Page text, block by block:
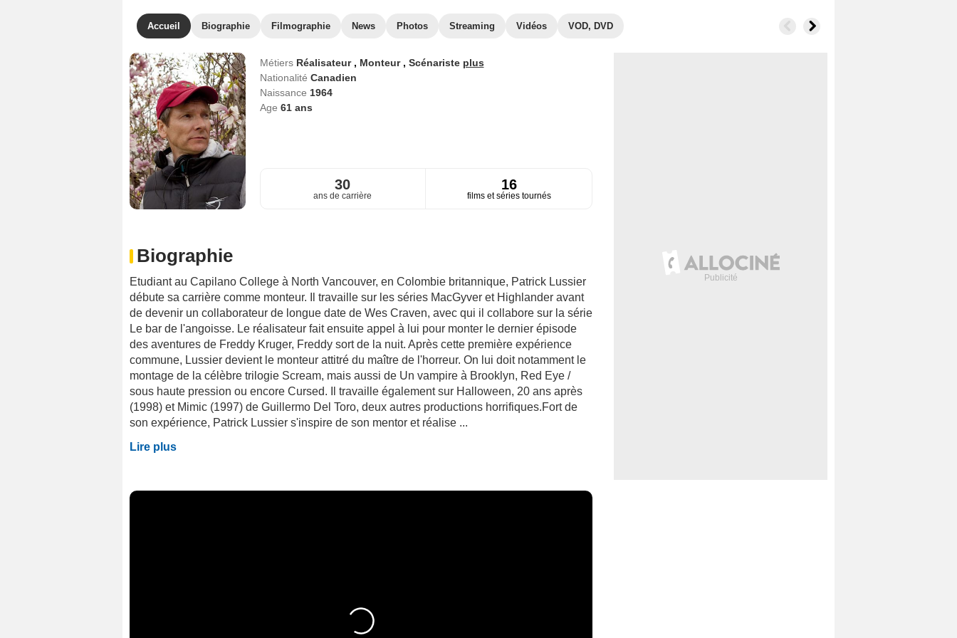
Accueil Biographie Filmographie News Photos Streaming Vidéos VOD, DVD
Métiers Réalisateur , Monteur , Scénariste plus
Nationalité Canadien
Naissance 1964
Age 61ans
30
ans de carrière
16
films et séries tournés
Biographie
Etudiant au Capilano College à North Vancouver, en Colombie britannique, Patrick Lussier
débute sa carrière comme monteur. Il travaille sur les séries MacGyver et Highlander avant
de devenir un collaborateur de longue date de Wes Craven, avec qui il collabore sur la série
Le bar de l'angoisse. Le réalisateur fait ensuite appel à lui pour monter le dernier épisode
des aventures de Freddy Kruger, Freddy sort de la nuit. Après cette première expérience
commune, Lussier devient le monteur attitré du maître de l'horreur. On lui doit notamment le
montage de la célèbre trilogie Scream, mais aussi de Un vampire à Brooklyn, Red Eye /
sous haute pression ou encore Cursed. Il travaille également sur Halloween, 20 ans après
(1998) et Mimic (1997) de Guillermo Del Toro, deux autres productions horrifiques.Fort de
son expérience, Patrick Lussier s'inspire de son mentor et réalise ...
Lire plus